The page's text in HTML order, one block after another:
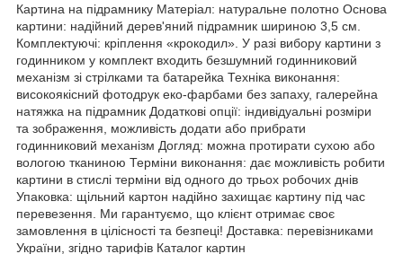
Картина на підрамнику Матеріал: натуральне полотно Основа
картини: надійний дерев'яний підрамник шириною 3,5 см.
Комплектуючі: кріплення «крокодил». У разі вибору картини з
годинником у комплект входить безшумний годинниковий
механізм зі стрілками та батарейка Техніка виконання:
високоякісний фотодрук еко-фарбами без запаху, галерейна
натяжка на підрамник Додаткові опції: індивідуальні розміри
та зображення, можливість додати або прибрати
годинниковий механізм Догляд: можна протирати сухою або
вологою тканиною Терміни виконання: дає можливість робити
картини в стислі терміни від одного до трьох робочих днів
Упаковка: щільний картон надійно захищає картину під час
перевезення. Ми гарантуємо, що клієнт отримає своє
замовлення в цілісності та безпеці! Доставка: перевізниками
України, згідно тарифів Каталог картин